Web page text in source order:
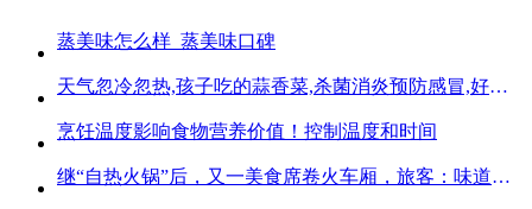
蒸美味怎么样_蒸美味口碑
天气忽冷忽热,孩子吃的蒜香菜,杀菌消炎预防感冒,好吃不贵
烹饪温度影响食物营养价值！控制温度和时间
继“自热火锅”后，又一美食席卷火车厢，旅客：味道好吃又方便